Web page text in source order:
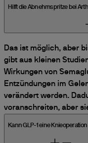
Hilft die Abnehmspritze bei
Das ist möglich, aber
gibt aus kleinen
Wirkungen von
Entzündungen im
verändert werden.
voranschreiten, aber
Kann GLP-1 eine